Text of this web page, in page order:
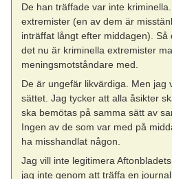
De han träffade var inte
extremister (en av dem är
inträffat långt efter middagen). Så
det nu är kriminella extremister
meningsmotståndare med.
De är ungefär likvärdiga. Men jag
sättet. Jag tycker att alla åsikter
ska bemötas på samma sätt av
Ingen av de som var med på
ha misshandlat någon.
Jag vill inte legitimera
jag inte genom att träffa en